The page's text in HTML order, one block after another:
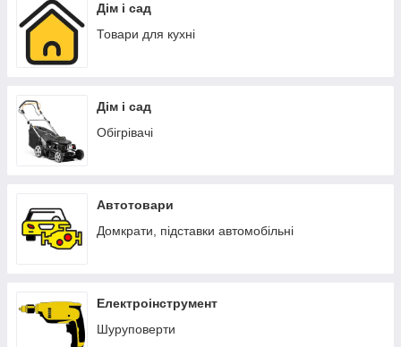
Дім і сад
Товари для кухні
Дім і сад
Обігрівачі
Автотовари
Домкрати, підставки автомобільні
Електроінструмент
Шуруповерти